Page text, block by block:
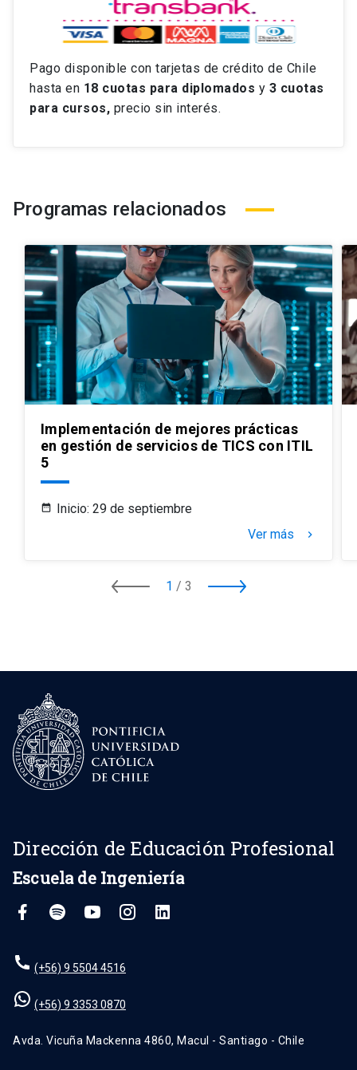
Pago disponible con tarjetas de crédito de Chile
hasta en 18 cuotas para diplomados y 3 cuotas
para cursos, precio sin interés.
Programas relacionados
Implementación de mejores prácticas
en gestión de servicios de TICS con ITIL
5
Inicio: 29 de septiembre
Ver más
keyboard_arrow_right
1 / 3
Dirección de Educación Profesional
Escuela de Ingeniería
(+56) 9 5504 4516
(+56) 9 3353 0870
Avda. Vicuña Mackenna 4860, Macul - Santiago - Chile